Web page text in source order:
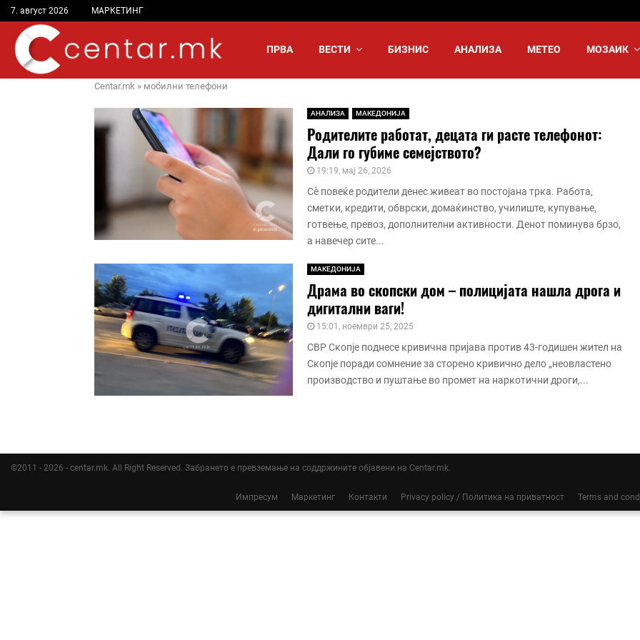
7. август 2026 МАРКЕТИНГ
ПРВА ВЕСТИ БИЗНИС АНАЛИЗА МЕТЕО МОЗАИК
Centar.mk » мобилни телефони
АНАЛИЗА МАКЕДОНИЈА
Родителите работат, децата ги расте телефонот:
Дали го губиме семејството?
19:19, мај 26, 2026
Сè повеќе родители денес живеат во постојана трка. Работа,
сметки, кредити, обврски, домаќинство, училиште, купување,
готвење, превоз, дополнителни активности. Денот поминува брзо,
а навечер сите...
МАКЕДОНИЈА
Драма во скопски дом – полицијата нашла дрога и
дигитални ваги!
15:01, ноември 25, 2025
СВР Скопје поднесе кривична пријава против 43-годишен жител на
Скопје поради сомнение за сторено кривично дело „неовластено
производство и пуштање во промет на наркотични дроги,...
©2011 - 2026 - centar.mk. All Right Reserved. Забрането е превземање на соддржините објавени на Centar.mk.
Импресум Маркетинг Контакти Privacy policy / Политика на приватност Terms and